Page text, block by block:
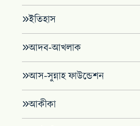
‌ইতিহাস
আদব-আখলাক
আস-সুন্নাহ ফাউন্ডেশন
আকীকা